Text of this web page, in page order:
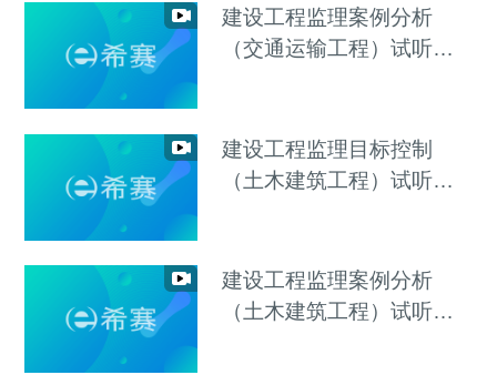
建设工程监理案例分析
（交通运输工程）试听视
建设工程监理目标控制
（土木建筑工程）试听视
建设工程监理案例分析
（土木建筑工程）试听视